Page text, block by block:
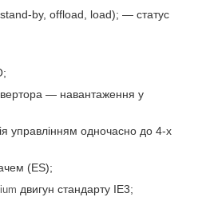
by, offload, load); ― статус
― навантаження у
управлінням одночасно до 4-х
(ES);
двигун стандарту IE3;